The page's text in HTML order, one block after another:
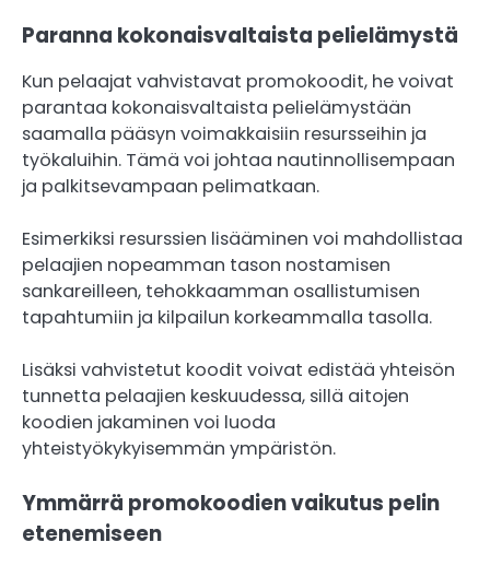
Paranna kokonaisvaltaista pelielämystä
Kun pelaajat vahvistavat promokoodit, he voivat
parantaa kokonaisvaltaista pelielämystään
saamalla pääsyn voimakkaisiin resursseihin ja
työkaluihin. Tämä voi johtaa nautinnollisempaan
ja palkitsevampaan pelimatkaan.
Esimerkiksi resurssien lisääminen voi mahdollistaa
pelaajien nopeamman tason nostamisen
sankareilleen, tehokkaamman osallistumisen
tapahtumiin ja kilpailun korkeammalla tasolla.
Lisäksi vahvistetut koodit voivat edistää yhteisön
tunnetta pelaajien keskuudessa, sillä aitojen
koodien jakaminen voi luoda
yhteistyökykyisemmän ympäristön.
Ymmärrä promokoodien vaikutus pelin
etenemiseen